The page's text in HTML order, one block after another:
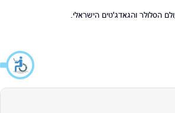
הסלולר והגאדג'טים הישראלי.